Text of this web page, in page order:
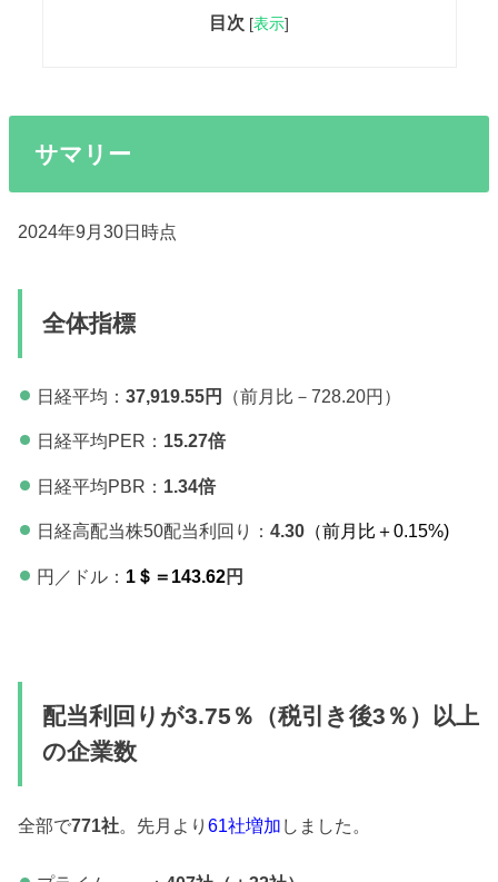
目次 [表示]
サマリー
2024年9月30日時点
全体指標
日経平均： 37,919.55円 （前月比－728.20円）
日経平均PER： 15.27倍
日経平均PBR： 1.34倍
日経高配当株50配当利回り： 4.30（前月比＋0.15%)
円／ドル： 1＄＝143.62円
配当利回りが3.75％（税引き後3％）以上
の企業数
全部で771社。先月より61社増加 しました。